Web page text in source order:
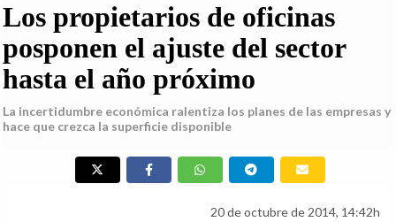
Los propietarios de oficinas
posponen el ajuste del sector
hasta el año próximo
La incertidumbre económica ralentiza los planes de las empresas y
hace que crezca la superficie disponible
20 de octubre de 2014, 14:42h